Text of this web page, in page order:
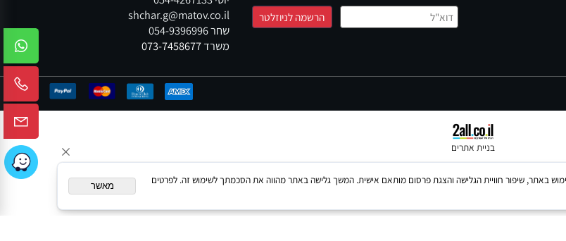
ניוזלטר יצירת קשר
yossi@matov.co.il
shchar.g@matov.co.il
054-9396996
משרד073-7458677